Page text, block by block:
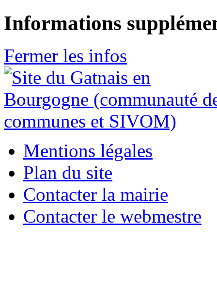
Informations
Fermer les infos
Mentions légales
Plan du site
Contacter la mairie
Contacter le webmestre